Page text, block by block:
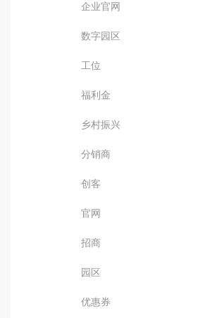
企业官网
数字园区
工位
福利金
乡村振兴
分销商
创客
官网
招商
园区
优惠券